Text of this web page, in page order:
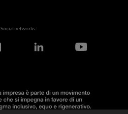
Social networks